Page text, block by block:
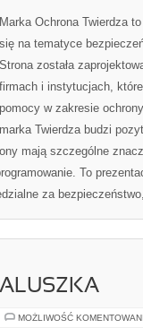
Marka Ochrona Twierdza
się na tematyce
Strona została
firmach i instytucjach,
pomocy w zakresie
marka Twierdza budzi
mają szczególne
To
za
MOŻLIWOŚĆ